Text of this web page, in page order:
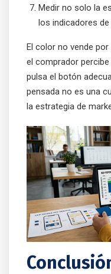
Medir no solo la
los indicadores
El color no vende
el comprador
pulsa el botón
pensada no es una
la estrategia de